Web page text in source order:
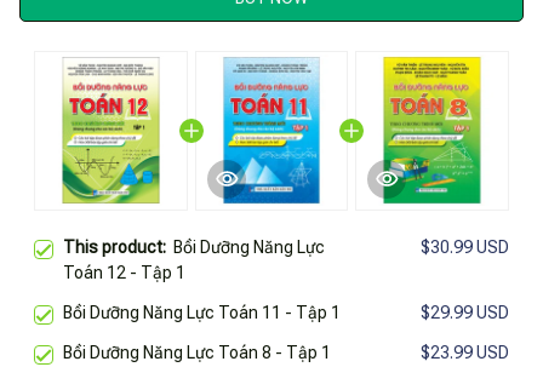
This product: Bồi Dưỡng Năng Lực
Toán 12 - Tập 1
$30.99 USD
Bồi Dưỡng Năng Lực Toán 11 - Tập 1 $29.99 USD
Bồi Dưỡng Năng Lực Toán 8 - Tập 1 $23.99 USD